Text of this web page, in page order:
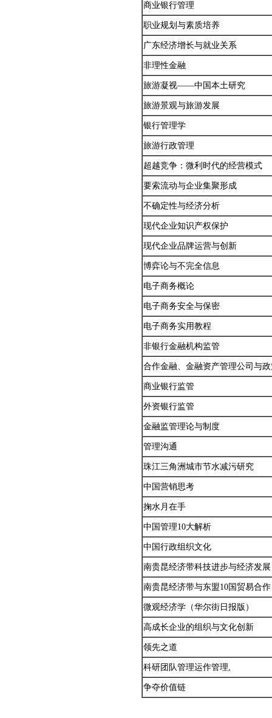
商业银行管理
职业规划与素质培养
广东经济增长与就业关系
非理性金融
旅游凝视——中国本土研究
旅游景观与旅游发展
银行管理学
旅游行政管理
超越竞争：微利时代的经营模式
要索流动与企业集聚形成
不确定性与经济分析
现代企业知识产权保护
现代企业品牌运营与创新
博弈论与不完全信息
电子商务概论
电子商务安全与保密
电子商务实用教程
非银行金融机构监管
合作金融、金融资产管理公司与
商业银行监管
外资银行监管
金融监管理论与制度
管理沟通
珠江三角洲城市节水减污研究
中国营销思考
掬水月在手
中国管理10大解析
中国行政组织文化
南贵昆经济带科技进步与经济发展
南贵昆经济带与东盟10国贸易合作
微观经济学（华尔街日报版）
高成长企业的组织与文化创新
领先之道
科研团队管理运作管理,
争夺价值链